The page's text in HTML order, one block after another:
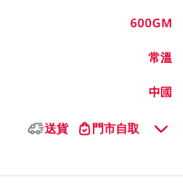
600GM
常溫
中國
送貨 門市自取